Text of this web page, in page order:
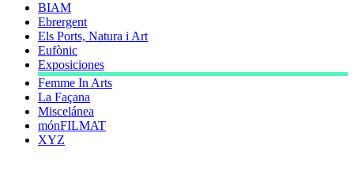
BIAM
Ebrergent
Els Ports, Natura i Art
Eufònic
Exposiciones
Femme In Arts
La Façana
Miscelánea
mónFILMAT
XYZ